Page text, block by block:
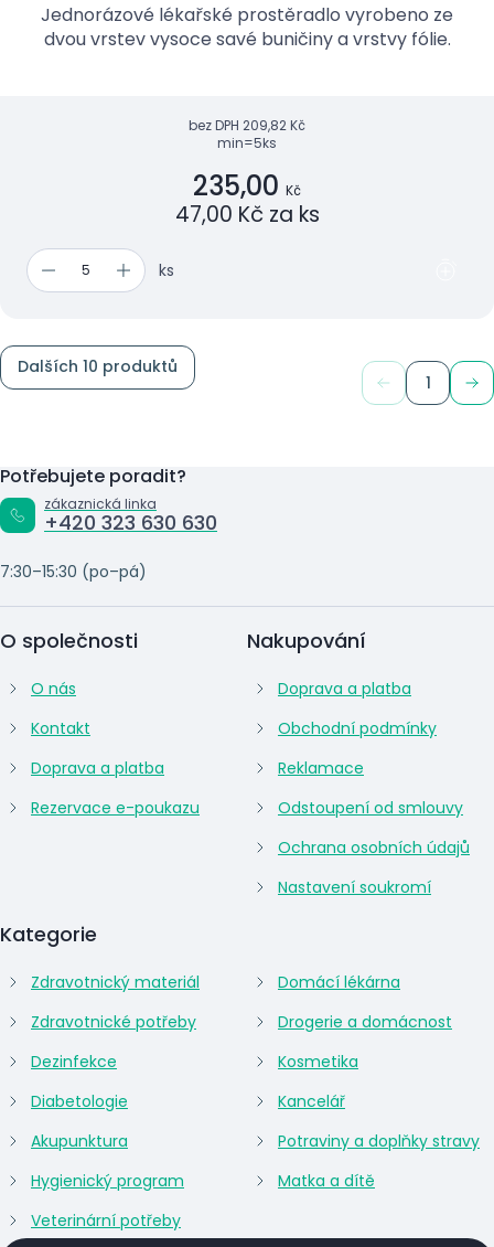
Jednorázové lékařské prostěradlo vyrobeno ze
dvou vrstev vysoce savé buničiny a vrstvy fólie.
bez DPH 209,82 Kč
min=5ks
235,00 Kč
47,00 Kč za ks
ks
Dalších 10 produktů
1
Potřebujete poradit?
zákaznická linka
+420 323 630 630
7:30–15:30 (po–pá)
O společnosti
O nás
Kontakt
Doprava a platba
Rezervace e-poukazu
Kategorie
Zdravotnický materiál
Zdravotnické potřeby
Dezinfekce
Diabetologie
Akupunktura
Hygienický program
Veterinární potřeby
Domácí lékárna
Drogerie a domácnost
Kosmetika
Kancelář
Potraviny a doplňky stravy
Matka a dítě
Nakupování
Doprava a platba
Obchodní podmínky
Reklamace
Odstoupení od smlouvy
Ochrana osobních údajů
Nastavení soukromí